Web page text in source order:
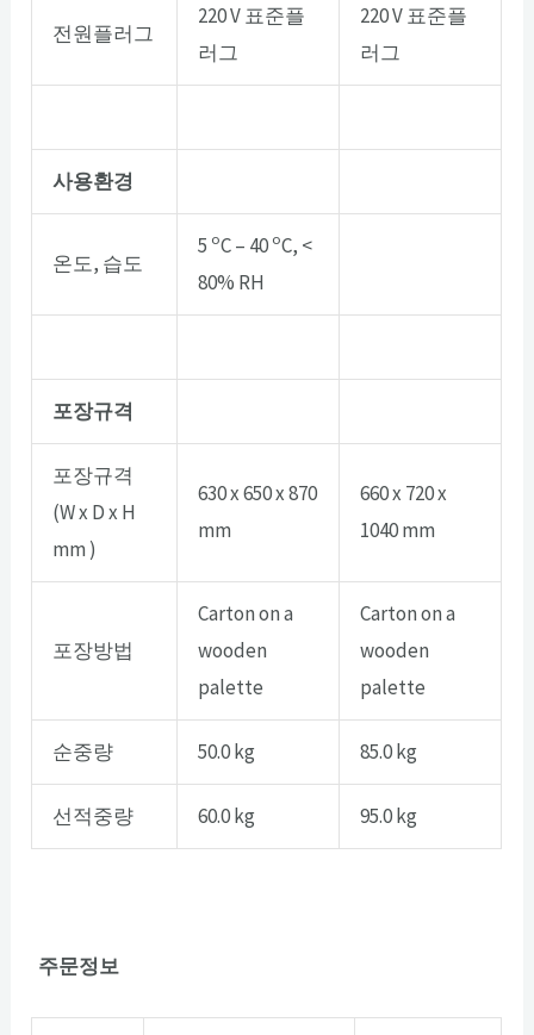
전원플러그
220 V 표준플
러그
220 V 표준플
러그
사용환경
온도, 습도
5 oC – 40 oC, <
80% RH
포장규격
포장규격
(W x D x H
mm )
630 x 650 x 870
mm
660 x 720 x
1040 mm
포장방법
Carton on a
wooden
palette
Carton on a
wooden
palette
순중량 50.0 kg 85.0 kg
선적중량 60.0 kg 95.0 kg
주문정보